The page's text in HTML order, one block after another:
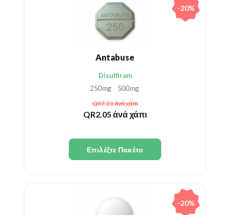
Antabuse
Disulfiram
250mg
500mg
QR7.31ἀνά χάπι
QR2.05 ἀνά χάπι
Επιλέξτε Πακέτο
-20%
-20%